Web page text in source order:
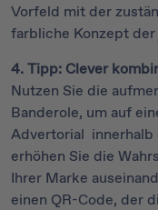
Vorfeld mit der
farbliche Konzept
4. Tipp: Clever
Nutzen Sie die
Banderole, um auf
Advertorial innerhalb
erhöhen Sie die
Ihrer Marke
einen QR-Code, der